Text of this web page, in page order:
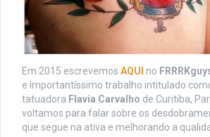
Em 2015 escrevemos AQUI no
e importantíssimo trabalho intitulado
tatuadora Flavia Carvalho de Curitiba,
voltamos para falar sobre os
que segue na ativa e melhorando a